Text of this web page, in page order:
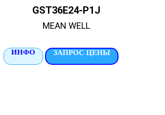
GST36E24-P1J
MEAN WELL
ИНФО ЗАПРОС ЦЕНЫ